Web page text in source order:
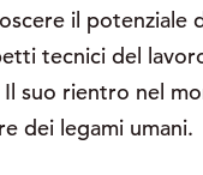
il potenziale
tecnici del
suo rientro nel
dei legami umani.